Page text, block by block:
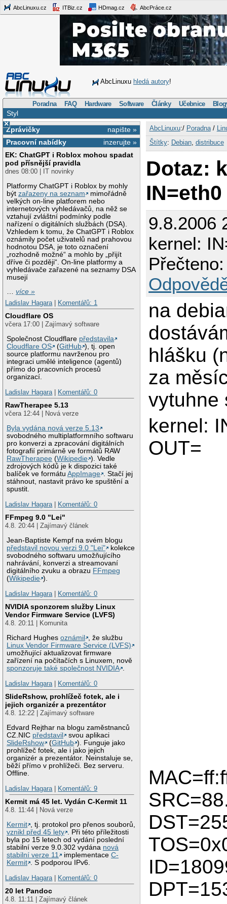
AbcLinuxu.cz ITBiz.cz HDmag.cz AbcPráce.cz
AbcLinuxu hledá autory!
Poradna FAQ Hardware Software Články Učebnice
Styl
×
napište »
Zprávičky
inzerujte »
Pracovní nabídky
EK: ChatGPT i Roblox mohou spadat
pod přísnější pravidla
dnes 08:00 | IT novinky
Platformy ChatGPT i Roblox by mohly
býtzařazeny na seznam
mimořádně
velkých on-line platforem nebo
internetových vyhledávačů, na něž se
vztahují zvláštní podmínky podle
nařízení o digitálních službách (DSA).
Vzhledem k tomu, že ChatGPT i Roblox
oznámily počet uživatelů nad prahovou
hodnotou DSA, je toto označení
„rozhodně možné“ a mohlo by „přijít
dříve či později“. On-line platformy a
vyhledávače zařazené na seznamy DSA
musejí
…více »
Ladislav Hagara
Komentářů: 1
Cloudflare OS
včera 17:00 | Zajímavý software
Společnost Cloudflare představila
Cloudflare OS
(GitHub ), tj. open
source platformu navrženou pro
integraci umělé inteligence (agentů)
přímo do pracovních procesů
organizací.
Ladislav Hagara
Komentářů: 0
RawTherapee 5.13
včera 12:44 | Nová verze
Byla vydána nová verze 5.13
svobodného multiplatformního softwaru
pro konverzi a zpracování digitálních
fotografií primárně ve formátů RAW
RawTherapee (Wikipedie ). Vedle
zdrojových kódů je k dispozici také
balíček ve formátuAppImage . Stačí jej
stáhnout, nastavit právo ke spuštění a
spustit.
Ladislav Hagara
Komentářů: 0
FFmpeg 9.0 "Lei"
4.8. 20:44 | Zajímavý článek
Jean-Baptiste Kempf na svém blogu
představil novou verzi 9.0 "Lei"
kolekce
svobodného softwaru umožňujícího
nahrávání, konverzi a streamovaní
digitálního zvuku a obrazu FFmpeg
(Wikipedie ).
Ladislav Hagara
Komentářů: 0
NVIDIA sponzorem služby Linux
Vendor Firmware Service (LVFS)
4.8. 20:11 | Komunita
Richard Hughesoznámil
, že službu
Linux Vendor Firmware Service (LVFS)
umožňující aktualizovat firmware
zařízení na počítačích s Linuxem, nově
sponzoruje také společnost NVIDIA .
Ladislav Hagara | Komentářů: 0
SlideRshow, prohlížeč fotek, ale i
jejich organizér a prezentátor
4.8. 12:22 | Zajímavý software
Edvard Rejthar na blogu zaměstnanců
CZ.NIC představil
svou aplikaci
SlideRshow
(GitHub ). Funguje jako
prohlížeč fotek, ale i jako jejich
organizér a prezentátor. Neinstaluje se,
běží přímo v prohlížeči. Bez serveru.
Offline.
Ladislav Hagara | Komentářů: 9
Kermit má 45 let. Vydán C-Kermit 11
4.8. 11:44 | Nová verze
Kermit , tj. protokol pro přenos souborů,
vznikl před 45 lety . Při této příležitosti
byla po 15 letech od vydání poslední
stabilní verze 9.0.302 vydána nová
stabilní verze 11
implementaceC-
Kermit . S podporou IPv6.
Ladislav Hagara | Komentářů: 0
20 let Pandoc
4.8. 11:11 | Zajímavý článek
AbcLinuxu:/ Poradna/
Štítky: Debian, distribuce
Dotaz:
9.8.2006
kernel:
na
hlášku
za
vytuhne
kernel:
OUT=